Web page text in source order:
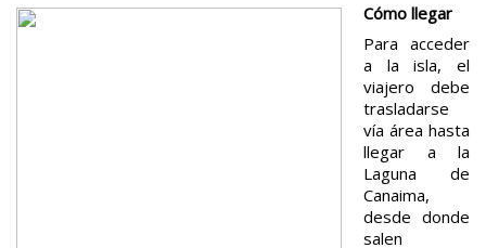
Cómo llegar
Para acceder
a la isla, el
viajero debe
trasladarse
vía área hasta
llegar a la
Laguna de
Canaima,
desde donde
salen